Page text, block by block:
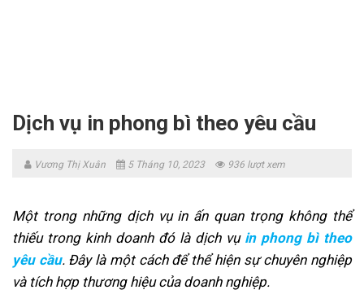
Dịch vụ in phong bì theo yêu cầu
Vương Thị Xuân 5 Tháng 10, 2023 936 lượt xem
Một trong những dịch vụ in ấn quan trọng không thể
thiếu trong kinh doanh đó là dịch vụ in phong bì theo
yêu cầu. Đây là một cách để thể hiện sự chuyên nghiệp
và tích hợp thương hiệu của doanh nghiệp.